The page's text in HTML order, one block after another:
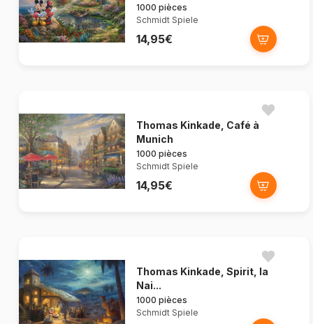
1000 pièces
Schmidt Spiele
14,95€
Thomas Kinkade, Café à
Munich
1000 pièces
Schmidt Spiele
14,95€
Thomas Kinkade, Spirit, la
Nai...
1000 pièces
Schmidt Spiele